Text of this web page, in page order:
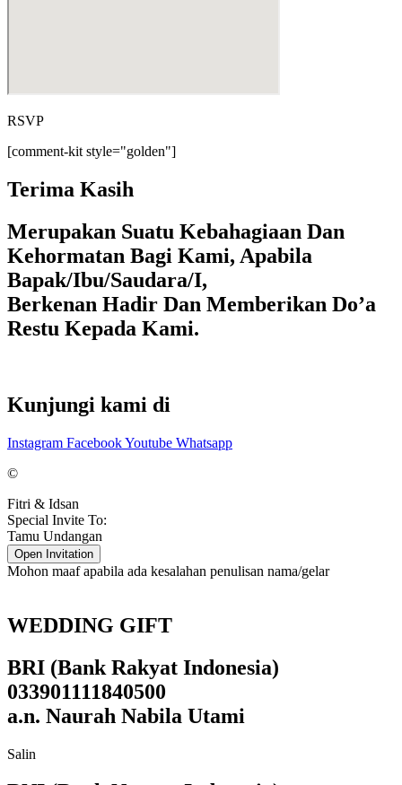
RSVP
[comment-kit style="golden"]
Terima Kasih
Merupakan Suatu Kebahagiaan Dan
Kehormatan Bagi Kami, Apabila
Bapak/Ibu/Saudara/I,
Berkenan Hadir Dan Memberikan Do’a
Restu Kepada Kami.
Kunjungi kami di
Instagram FacebookYoutube Whatsapp
©
Fitri & Idsan
Special Invite To:
Tamu Undangan
Open Invitation
Mohon maaf apabila ada kesalahan penulisan nama/gelar
WEDDING GIFT
BRI (Bank Rakyat Indonesia)
033901111840500
a.n. Naurah Nabila Utami
Salin